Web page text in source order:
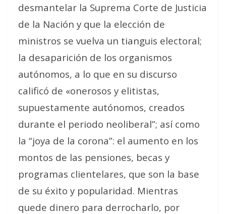
desmantelar la Suprema Corte de Justicia
de la Nación y que la elección de
ministros se vuelva un tianguis electoral;
la desaparición de los organismos
autónomos, a lo que en su discurso
calificó de «onerosos y elitistas,
supuestamente autónomos, creados
durante el periodo neoliberal”; así como
la “joya de la corona”: el aumento en los
montos de las pensiones, becas y
programas clientelares, que son la base
de su éxito y popularidad. Mientras
quede dinero para derrocharlo, por